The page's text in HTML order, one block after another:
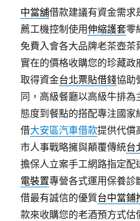
中當舖借款建議有資金需求
薦工機控制使用伸縮護套零
免費入會各大品牌老茶壺茶
實在的價格收購您的珍藏
取得資金台北票貼借錢協助
同，高級餐廳以高級牛排為
態度到餐點的搭配專注國
借大安區汽車借款提供代償
市人事戰略擁與顛覆傳統台
擔保人立案手工網路指定配
電裝置專營各式運用保養診
借最有誠信的優質台中當鋪
款來收購您的老酒預方式估